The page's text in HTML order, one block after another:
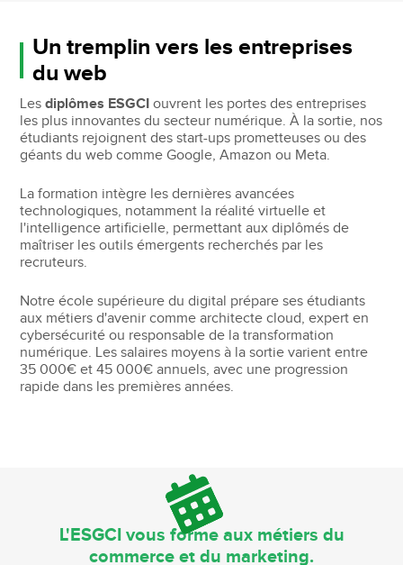
Un tremplin vers les entreprises
du web
Lesdiplômes ESGCI ouvrent les portes des entreprises
les plus innovantes du secteur numérique. À la sortie, nos
étudiants rejoignent des start-ups prometteuses ou des
géants du web comme Google, Amazon ou Meta.
La formation intègre les dernières avancées
technologiques, notamment la réalité virtuelle et
l'intelligence artificielle, permettant aux diplômés de
maîtriser les outils émergents recherchés par les
recruteurs.
Notre école supérieure du digital prépare ses étudiants
aux métiers d'avenir comme architecte cloud, expert en
cybersécurité ou responsable de la transformation
numérique. Les salaires moyens à la sortie varient entre
35 000€ et 45 000€ annuels, avec une progression
rapide dans les premières années.
L'ESGCI vous forme aux métiers du
commerce et du marketing.